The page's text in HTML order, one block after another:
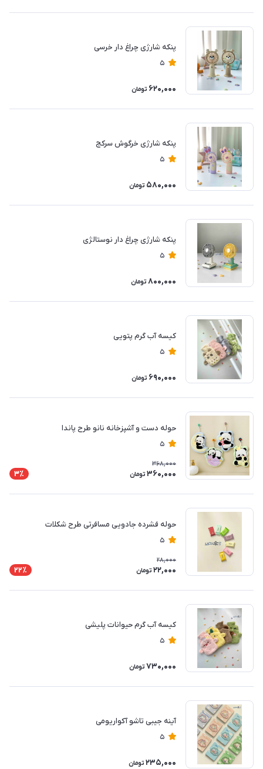
پنکه شارژی چراغ دار خرسی
5
620,000 تومان
پنکه شارژی خرگوش سرکج
5
580,000 تومان
پنکه شارژی چراغ دار نوستالژی
5
800,000 تومان
کیسه آب گرم پتویی
5
690,000 تومان
حوله دست و آشپزخانه نانو طرح پاندا
5
368,000
360,000 تومان 3٪
حوله فشرده جادویی مسافرتی طرح شکلات
5
28,000
22,000 تومان 22٪
کیسه آب گرم حیوانات پلیشی
5
730,000 تومان
آینه جیبی تاشو آکواریومی
5
235,000 تومان